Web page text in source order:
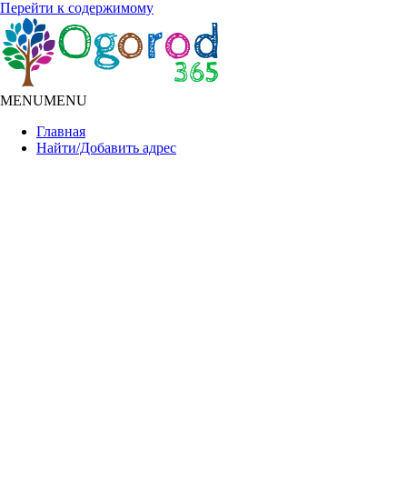
Перейти к содержимому
MENUMENU
Главная
Найти/Добавить адрес